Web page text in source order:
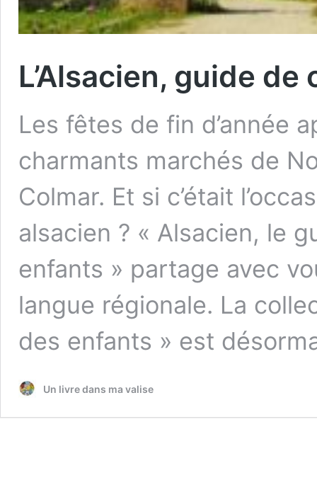
L’Alsacien, guide
Les fêtes de fin d’année
charmants marchés de
Colmar. Et si c’était
alsacien ? « Alsacien, le
enfants » partage avec
langue régionale. La
des enfants » est
Un livre dans ma valise